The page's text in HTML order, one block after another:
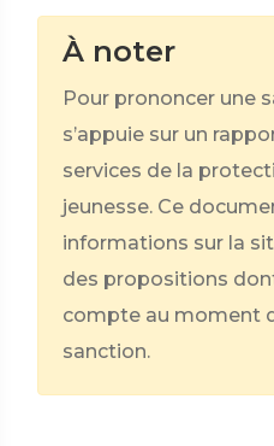
À noter
Pour prononcer une
s’appuie sur un
services de la
jeunesse. Ce
informations sur la
des propositions
compte au moment
sanction.